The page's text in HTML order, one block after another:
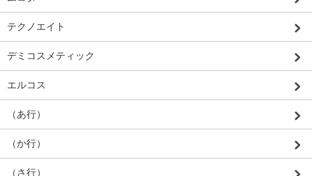
テクノエイト
デミコスメティック
エルコス
（あ行）
（か行）
（さ行）